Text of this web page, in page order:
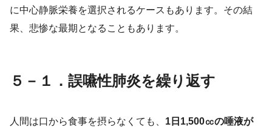
に中心静脈栄養を選択されるケースもあります。その結
果、悲惨な最期となることもあります。
５－１．誤嚥性肺炎を繰り返す
人間は口から食事を摂らなくても、 1日1,500㏄の唾液が